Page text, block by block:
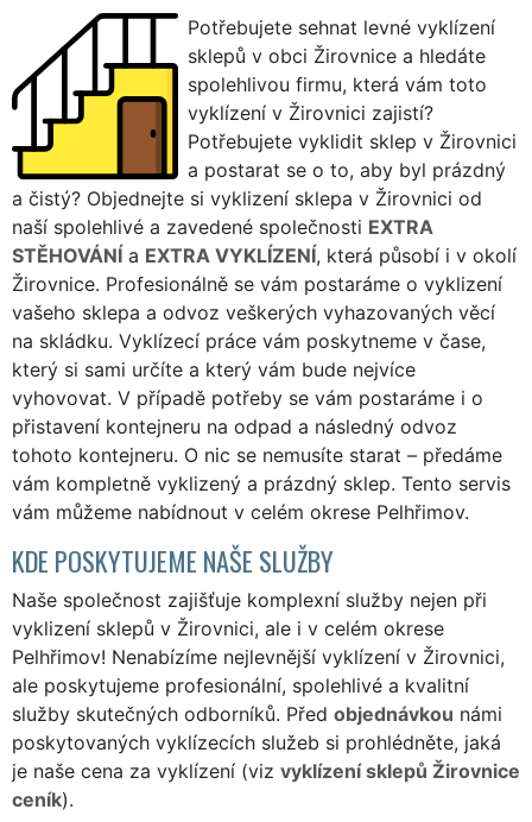
Potřebujete sehnat levné vyklízení
sklepů v obci Žirovnice a hledáte
spolehlivou firmu, která vám toto
vyklízení v Žirovnici zajistí?
Potřebujete vyklidit sklep v Žirovnici
a postarat se o to, aby byl prázdný
a čistý? Objednejte si vyklizení sklepa v Žirovnici od
naší spolehlivé a zavedené společnosti EXTRA
STĚHOVÁNÍ a EXTRA VYKLÍZENÍ, která působí i v okolí
Žirovnice. Profesionálně se vám postaráme o vyklizení
vašeho sklepa a odvoz veškerých vyhazovaných věcí
na skládku. Vyklízecí práce vám poskytneme v čase,
který si sami určíte a který vám bude nejvíce
vyhovovat. V případě potřeby se vám postaráme i o
přistavení kontejneru na odpad a následný odvoz
tohoto kontejneru. O nic se nemusíte starat – předáme
vám kompletně vyklizený a prázdný sklep. Tento servis
vám můžeme nabídnout v celém okrese Pelhřimov.
KDE POSKYTUJEME NAŠE SLUŽBY
Naše společnost zajišťuje komplexní služby nejen při
vyklizení sklepů v Žirovnici, ale i v celém okrese
Pelhřimov! Nenabízíme nejlevnější vyklízení v Žirovnici,
ale poskytujeme profesionální, spolehlivé a kvalitní
služby skutečných odborníků. Před objednávkou námi
poskytovaných vyklízecích služeb si prohlédněte, jaká
je naše cena za vyklízení (viz vyklízení sklepů Žirovnice
ceník).